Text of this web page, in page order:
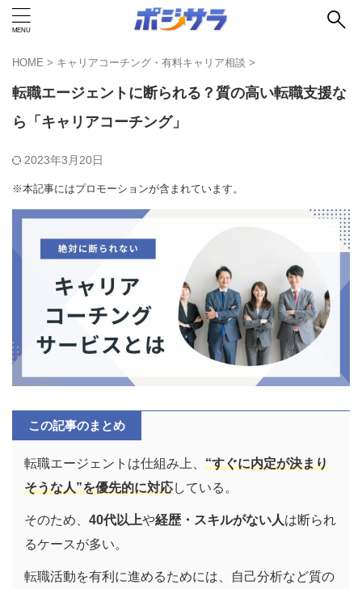
HOME > キャリアコーチング・有料キャリア相談 >
転職エージェントに断られる？質の高い転職支援な
ら「キャリアコーチング」
2023年3月20日
※本記事にはプロモーションが含まれています。
この記事のまとめ
転職エージェントは仕組み上、 “すぐに内定が決まり
そうな人”を優先的に対応している。
そのため、 40代以上や経歴・スキルがない人は断られ
るケースが多い。
転職活動を有利に進めるためには、自己分析など質の